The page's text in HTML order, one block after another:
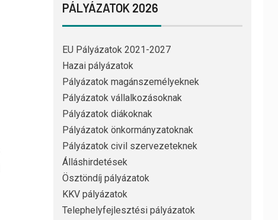
PÁLYÁZATOK 2026
EU Pályázatok 2021-2027
Hazai pályázatok
Pályázatok magánszemélyeknek
Pályázatok vállalkozásoknak
Pályázatok diákoknak
Pályázatok önkormányzatoknak
Pályázatok civil szervezeteknek
Álláshirdetések
Ösztöndíj pályázatok
KKV pályázatok
Telephelyfejlesztési pályázatok